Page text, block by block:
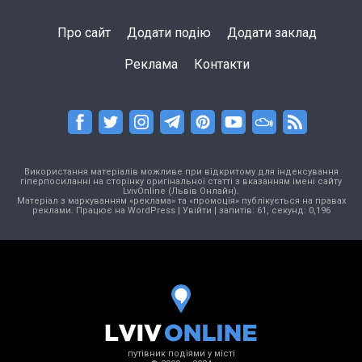
Про сайт Додати подію Додати заклад
Реклама Контакти
Використання матеріалів можливе при відкритому для індексування
гіперпосиланні на сторінку оригінальної статті з вказанням імені сайту
LvivOnline (Львів Онлайн).
Матеріал з маркуванням «реклама» та «промоція» публікується на правах
реклами. Працює на WordPress| Увійти | запитів: 61, секунд: 0,196
путівник подіями у місті